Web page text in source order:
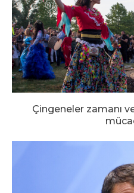
Çingeneler zamanı